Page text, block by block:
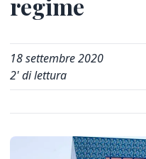
18 settembre 2020
2' di lettura